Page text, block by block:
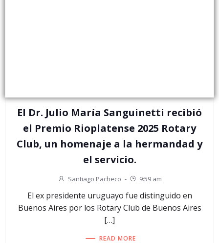
El Dr. Julio María Sanguinetti recibió
el Premio Rioplatense 2025 Rotary
Club, un homenaje a la hermandad y
el servicio.
Santiago Pacheco - 9:59 am
El ex presidente uruguayo fue distinguido en
Buenos Aires por los Rotary Club de Buenos Aires
[…]
READ MORE